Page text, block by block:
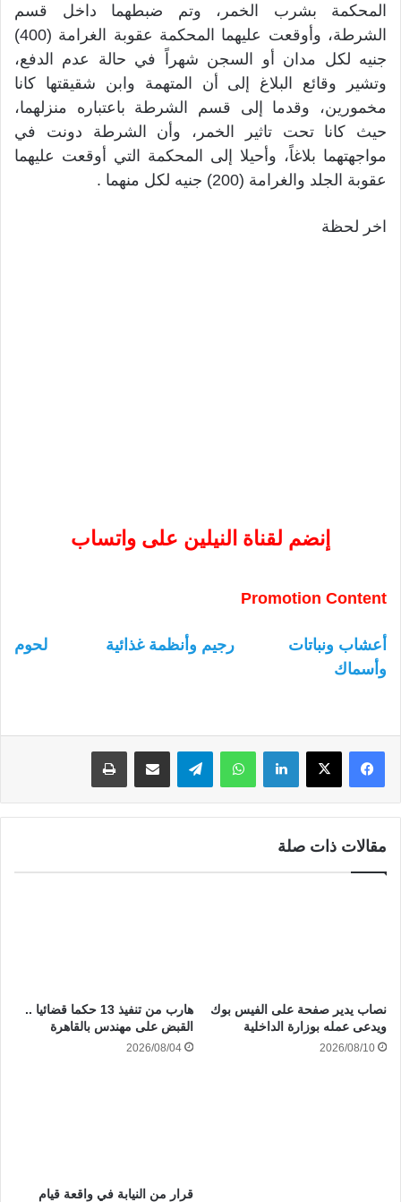
المحكمة بشرب الخمر، وتم ضبطهما داخل قسم
الشرطة، وأوقعت عليهما المحكمة عقوبة الغرامة (400)
جنيه لكل مدان أو السجن شهراً في حالة عدم الدفع،
وتشير وقائع البلاغ إلى أن المتهمة وابن شقيقتها كانا
مخمورين، وقدما إلى قسم الشرطة باعتباره منزلهما،
حيث كانا تحت تاثير الخمر، وأن الشرطة دونت في
مواجهتهما بلاغاً، وأحيلا إلى المحكمة التي أوقعت عليهما
عقوبة الجلد والغرامة (200) جنيه لكل منهما .
اخر لحظة
إنضم لقناة النيلين على واتساب
Promotion Content
أعشاب ونباتات رجيم وأنظمة غذائية
لحوم
وأسماك
لينكدإن واتساب
مقالات ذات صلة
نصاب يدير صفحة على الفيس بوك
ويدعى عمله بوزارة الداخلية
2026/08/10
هارب من تنفيذ 13 حكما قضائيا ..
القبض على مهندس بالقاهرة
2026/08/04
قرار من النيابة في واقعة قيام